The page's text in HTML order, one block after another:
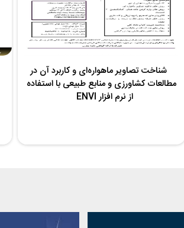
شناخت تصاویر ماهواره‌ای و کاربرد آن در
مطالعات کشاورزی و منابع طبیعی با استفاده
از نرم افزار ENVI